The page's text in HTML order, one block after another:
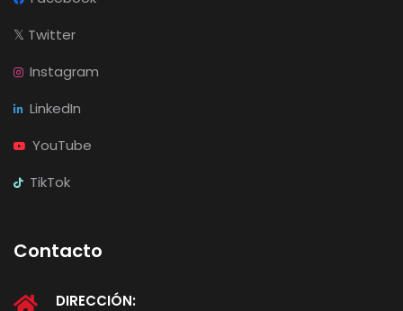
𝕏 Twitter
Instagram
LinkedIn
YouTube
TikTok
Contacto
DIRECCIÓN: